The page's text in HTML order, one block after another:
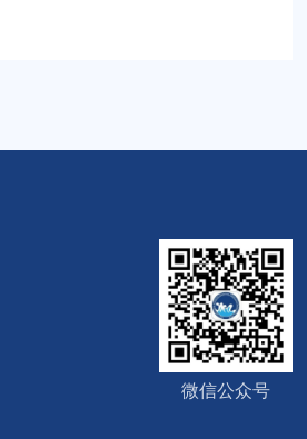
微信公众号